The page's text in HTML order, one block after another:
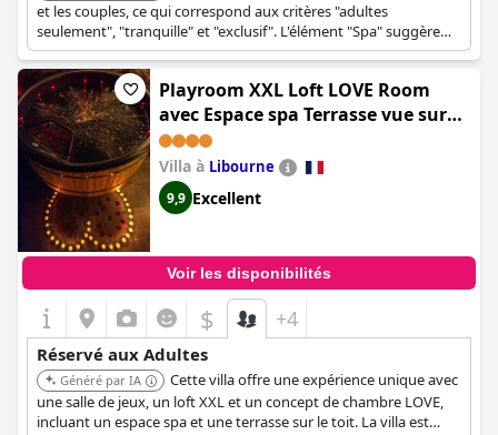
et les couples, ce qui correspond aux critères "adultes
seulement", "tranquille" et "exclusif". L'élément "Spa" suggère
des équipements destinés aux adultes recherchant une retraite
paisible.
Playroom XXL Loft LOVE Room
avec Espace spa Terrasse vue sur
les toits Salle de jeux pour adultes
Libourne centre 10 min de St
Emilion Proche Bordeaux
Villa à Libourne
9,9 Excellent
Voir les disponibilités
$ +4
Réservé aux Adultes
Généré par IA
Cette villa offre une expérience unique avec
une salle de jeux, un loft XXL et un concept de chambre LOVE,
incluant un espace spa et une terrasse sur le toit. La villa est